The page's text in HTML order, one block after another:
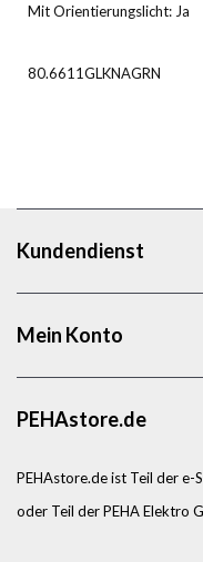
Mit Orientierungslicht: Ja
80.6611GLKNAGRN
Kundendienst
Mein Konto
PEHAstore.de
PEHAstore.de ist Teil der e-
oder Teil der PEHA Elektro